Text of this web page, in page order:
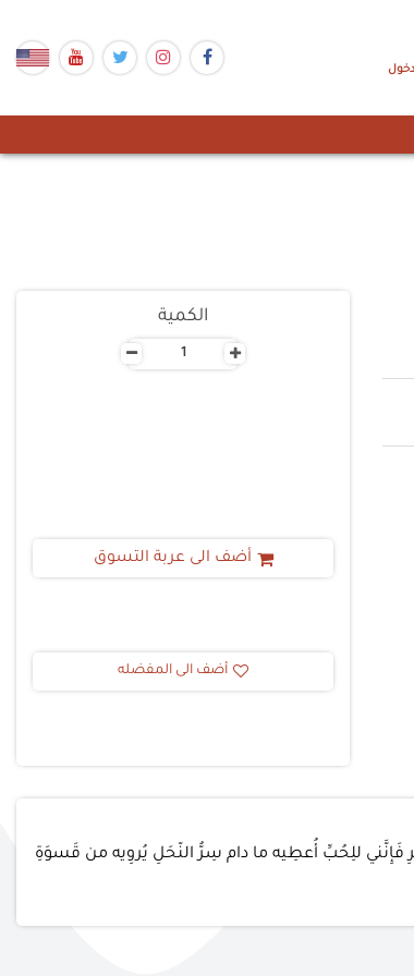
الكمية
- +
أضف الى عربة التسوق
أضف الى المفضله
للِحُبِّ أُعطِيه ما دام سِرُّ النّحَلِ يُروِيه من قَسوَةِ